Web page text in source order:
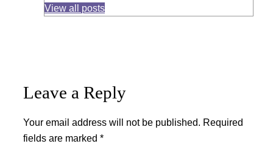
View all posts
Leave a Reply
Your email address will not be published. Required
fields are marked *